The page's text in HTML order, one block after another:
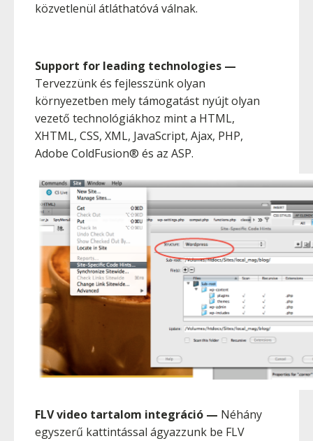
közvetlenül átláthatóvá válnak.
Support for leading technologies —
Tervezzünk és fejlesszünk olyan
környezetben mely támogatást nyújt olyan
vezető technológiákhoz mint a HTML,
XHTML, CSS, XML, JavaScript, Ajax, PHP,
Adobe ColdFusion® és az ASP.
FLV video tartalom integráció — Néhány
egyszerű kattintással ágyazzunk be FLV